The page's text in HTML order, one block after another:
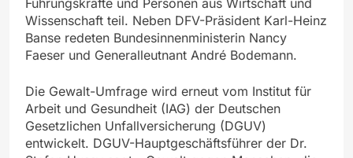
Wissenschaft teil. Neben DFV-Präsident Karl-Heinz
Banse redeten Bundesinnenministerin Nancy
Faeser und Generalleutnant André Bodemann.
Die Gewalt-Umfrage wird erneut vom Institut für
Arbeit und Gesundheit (IAG) der Deutschen
Gesetzlichen Unfallversicherung (DGUV)
entwickelt. DGUV-Hauptgeschäftsführer der Dr.